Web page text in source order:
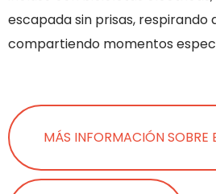
escapada sin prisas, respirando
compartiendo momentos
MÁS INFORMACIÓN SOBRE